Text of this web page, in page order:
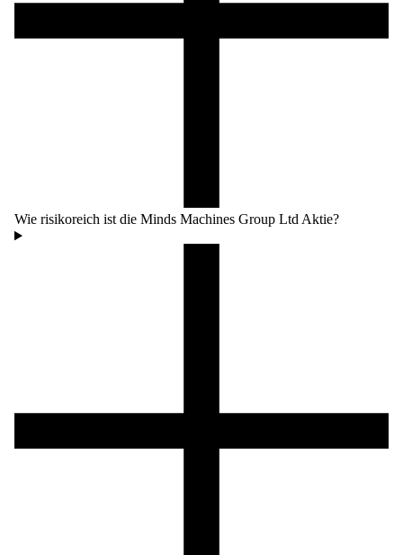
Wie risikoreich ist die Minds Machines Group Ltd Aktie?